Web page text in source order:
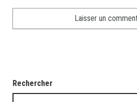
Rechercher